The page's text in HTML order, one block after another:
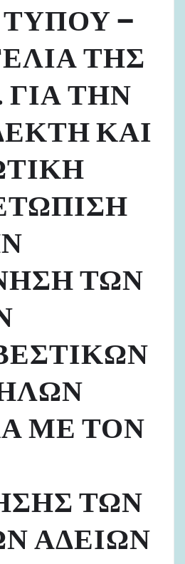
–
ΤΗΣ
ΤΗΝ
ΚΑΙ
ΤΩΝ
ΜΕ ΤΟΝ
ΤΩΝ
ΑΔΕΙΩΝ